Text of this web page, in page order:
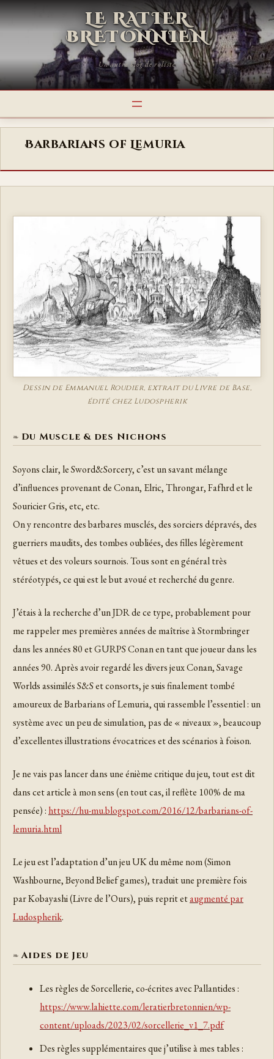
LE RATIER
BRETONNIEN
Un autre blog de roliste
Barbarians of Lemuria
Dessin de Emmanuel Roudier, extrait du Livre de Base,
édité chez Ludospherik
Du Muscle & des Nichons
Soyons clair, le Sword&Sorcery, c’est un savant mélange
d’influences provenant de Conan, Elric, Throngar, Fafhrd et le
Souricier Gris, etc, etc.
On y rencontre des barbares musclés, des sorciers dépravés, des
guerriers maudits, des tombes oubliées, des filles légèrement
vêtues et des voleurs sournois. Tous sont en général très
stéréotypés, ce qui est le but avoué et recherché du genre.
J’étais à la recherche d’un JDR de ce type, probablement pour
me rappeler mes premières années de maîtrise à Stormbringer
dans les années 80 et GURPS Conan en tant que joueur dans les
années 90. Après avoir regardé les divers jeux Conan, Savage
Worlds assimilés S&S et consorts, je suis finalement tombé
amoureux de Barbarians of Lemuria, qui rassemble l’essentiel : un
système avec un peu de simulation, pas de « niveaux », beaucoup
d’excellentes illustrations évocatrices et des scénarios à foison.
Je ne vais pas lancer dans une énième critique du jeu, tout est dit
dans cet article à mon sens (en tout cas, il reflète 100% de ma
pensée) : https://hu-mu.blogspot.com/2016/12/barbarians-of-
lemuria.html
Le jeu est l’adaptation d’un jeu UK du même nom (Simon
Washbourne, Beyond Belief games), traduit une première fois
par Kobayashi (Livre de l’Ours), puis reprit etaugmenté par
Ludospherik.
Aides de Jeu
Les règles de Sorcellerie, co-écrites avec Pallantides :
https://www.lahiette.com/leratierbretonnien/wp-
content/uploads/2023/02/sorcellerie_v1_7.pdf
Des règles supplémentaires que j’utilise à mes tables :